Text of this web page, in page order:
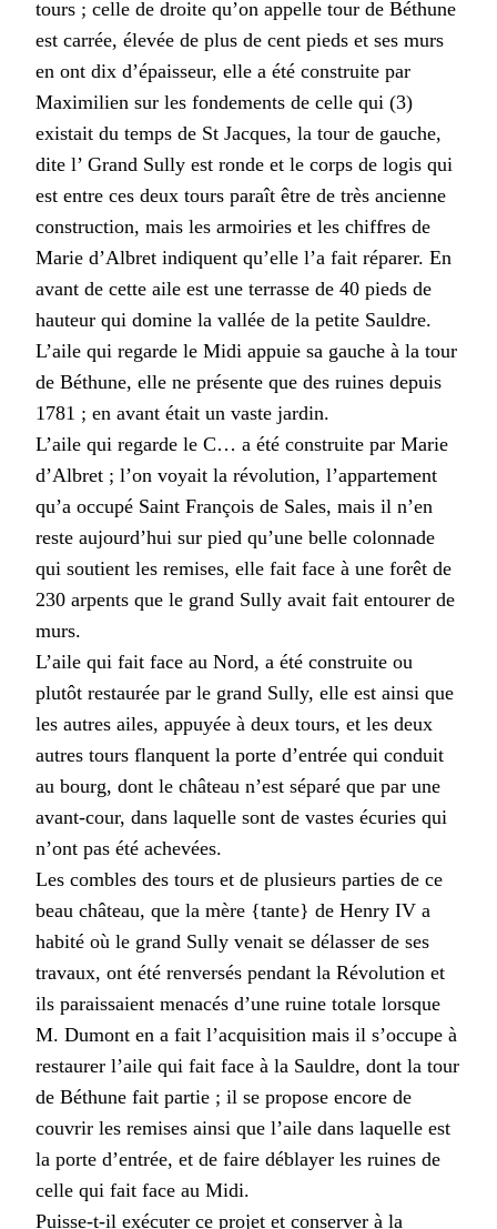
tours ; celle de droite qu’on appelle tour de Béthune
est carrée, élevée de plus de cent pieds et ses murs
en ont dix d’épaisseur, elle a été construite par
Maximilien sur les fondements de celle qui (3)
existait du temps de St Jacques, la tour de gauche,
dite l’ Grand Sully est ronde et le corps de logis qui
est entre ces deux tours paraît être de très ancienne
construction, mais les armoiries et les chiffres de
Marie d’Albret indiquent qu’elle l’a fait réparer. En
avant de cette aile est une terrasse de 40 pieds de
hauteur qui domine la vallée de la petite Sauldre.
L’aile qui regarde le Midi appuie sa gauche à la tour
de Béthune, elle ne présente que des ruines depuis
1781 ; en avant était un vaste jardin.
L’aile qui regarde le C… a été construite par Marie
d’Albret ; l’on voyait la révolution, l’appartement
qu’a occupé Saint François de Sales, mais il n’en
reste aujourd’hui sur pied qu’une belle colonnade
qui soutient les remises, elle fait face à une forêt de
230 arpents que le grand Sully avait fait entourer de
murs.
L’aile qui fait face au Nord, a été construite ou
plutôt restaurée par le grand Sully, elle est ainsi que
les autres ailes, appuyée à deux tours, et les deux
autres tours flanquent la porte d’entrée qui conduit
au bourg, dont le château n’est séparé que par une
avant-cour, dans laquelle sont de vastes écuries qui
n’ont pas été achevées.
Les combles des tours et de plusieurs parties de ce
beau château, que la mère {tante} de Henry IV a
habité où le grand Sully venait se délasser de ses
travaux, ont été renversés pendant la Révolution et
ils paraissaient menacés d’une ruine totale lorsque
M. Dumont en a fait l’acquisition mais il s’occupe à
restaurer l’aile qui fait face à la Sauldre, dont la tour
de Béthune fait partie ; il se propose encore de
couvrir les remises ainsi que l’aile dans laquelle est
la porte d’entrée, et de faire déblayer les ruines de
celle qui fait face au Midi.
Puisse-t-il exécuter ce projet et conserver à la